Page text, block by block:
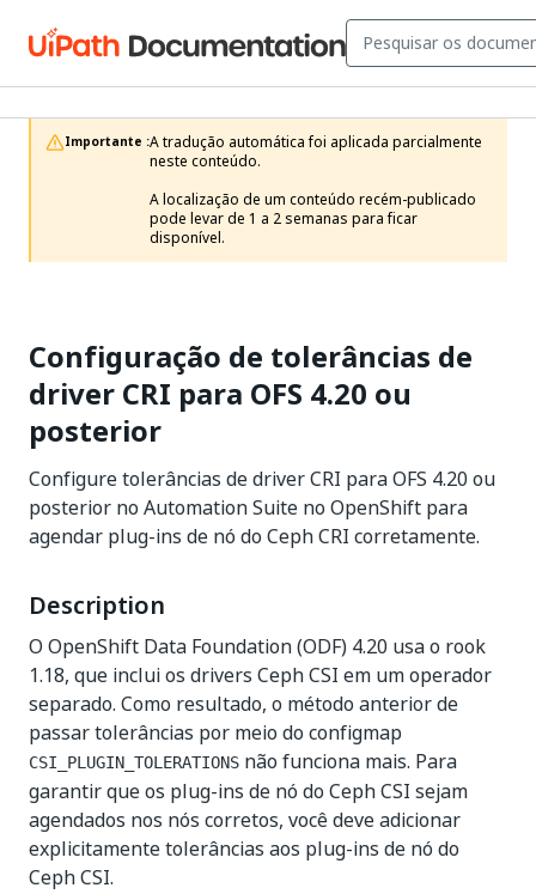
Importante :A tradução automática foi aplicada parcialmente
neste conteúdo.
A localização de um conteúdo recém-publicado
pode levar de 1 a 2 semanas para ficar
disponível.
Configuração de tolerâncias de
driver CRI para OFS 4.20 ou
posterior
Configure tolerâncias de driver CRI para OFS 4.20 ou
posterior no Automation Suite no OpenShift para
agendar plug-ins de nó do Ceph CRI corretamente.
Description
O OpenShift Data Foundation (ODF) 4.20 usa o rook
1.18, que inclui os drivers Ceph CSI em um operador
separado. Como resultado, o método anterior de
passar tolerâncias por meio do configmap
CSI_PLUGIN_TOLERATIONS não funciona mais. Para
garantir que os plug-ins de nó do Ceph CSI sejam
agendados nos nós corretos, você deve adicionar
explicitamente tolerâncias aos plug-ins de nó do
Ceph CSI.